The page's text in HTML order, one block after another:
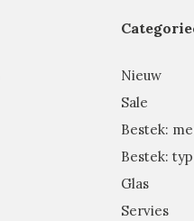
Nieuw
Sale
Bestek:
Bestek:
Glas
Servies